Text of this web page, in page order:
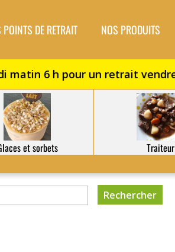
POINTS DE RETRAIT NOS PRODUITS
et sorbets Traiteur